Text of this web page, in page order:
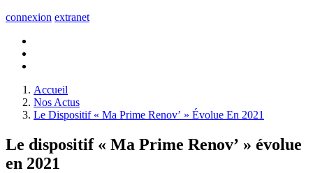
connexion extranet
Accueil
Nos Actus
Le Dispositif « Ma Prime Renov’ » Évolue En 2021
Le dispositif « Ma Prime Renov’ » évolue
en 2021